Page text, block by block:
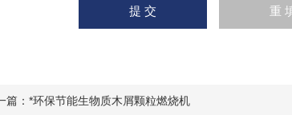
篇： *环保节能生物质木屑颗粒燃烧机